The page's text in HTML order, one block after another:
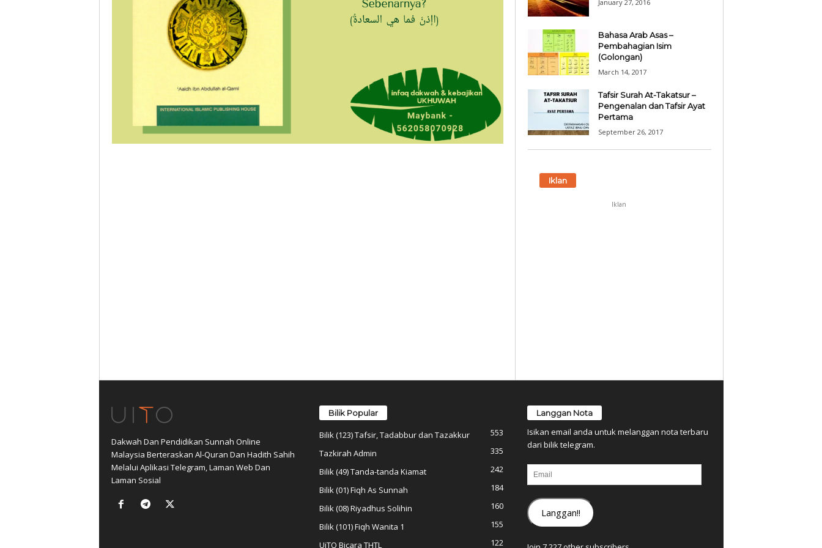
January 27, 2016
Bahasa Arab Asas –
Pembahagian Isim
(Golongan)
March 14, 2017
Tafsir Surah At-Takatsur –
Pengenalan dan Tafsir Ayat
Pertama
September 26, 2017
Iklan
Iklan
Dakwah Dan Pendidikan Sunnah Online
Malaysia Berteraskan Al-Quran Dan Hadith Sahih
Melalui Aplikasi Telegram, Laman Web Dan
Laman Sosial
Bilik Popular
Bilik (123) Tafsir, Tadabbur dan Tazakkur
553
Tazkirah Admin
335
Bilik (49) Tanda-tanda Kiamat
242
Bilik (01) Fiqh As Sunnah
184
Bilik (08) Riyadhus Solihin
160
Bilik (101) Fiqh Wanita 1
155
UiTO Bicara THTL
122
Langgan Nota
Isikan email anda untuk melanggan nota terbaru
dari bilik telegram.
Email
Langgan!!